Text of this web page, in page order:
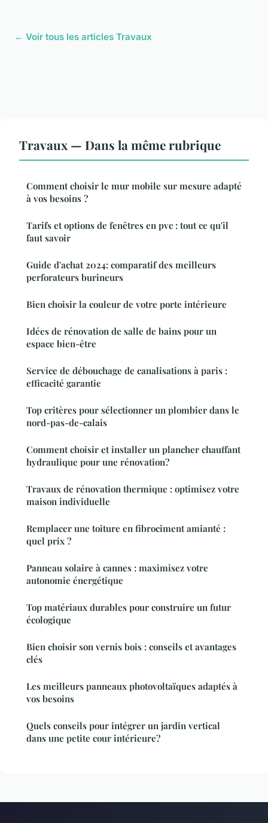
← Voir tous les articles Travaux
Travaux — Dans la même rubrique
Comment choisir le mur mobile sur mesure adapté
à vos besoins ?
Tarifs et options de fenêtres en pvc : tout ce qu'il
faut savoir
Guide d'achat 2024: comparatif des meilleurs
perforateurs burineurs
Bien choisir la couleur de votre porte intérieure
Idées de rénovation de salle de bains pour un
espace bien-être
Service de débouchage de canalisations à paris :
efficacité garantie
Top critères pour sélectionner un plombier dans le
nord-pas-de-calais
Comment choisir et installer un plancher chauffant
hydraulique pour une rénovation?
Travaux de rénovation thermique : optimisez votre
maison individuelle
Remplacer une toiture en fibrociment amianté :
quel prix ?
Panneau solaire à cannes : maximisez votre
autonomie énergétique
Top matériaux durables pour construire un futur
écologique
Bien choisir son vernis bois : conseils et avantages
clés
Les meilleurs panneaux photovoltaïques adaptés à
vos besoins
Quels conseils pour intégrer un jardin vertical
dans une petite cour intérieure?